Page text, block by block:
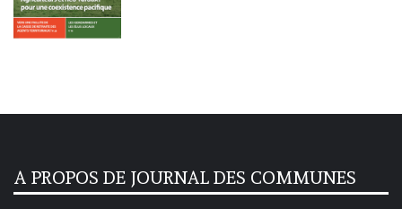
A PROPOS DE JOURNAL DES COMMUNES